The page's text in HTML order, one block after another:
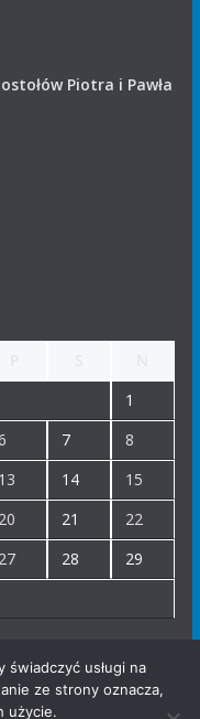
Piotra i Pawła
1
7
8
13 14
15
20 21
22
27 28
29
świadczyć usługi na
ze strony oznacza,
użycie.